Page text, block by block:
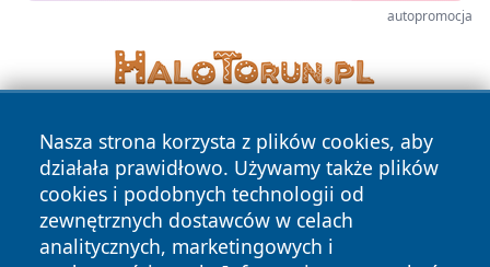
autopromocja
Nasza strona korzysta z plików cookies, aby
działała prawidłowo. Używamy także plików
cookies i podobnych technologii od
zewnętrznych dostawców w celach
analitycznych, marketingowych i
Copyright © 2026 wpruszkowie.pl Wszystkie prawa